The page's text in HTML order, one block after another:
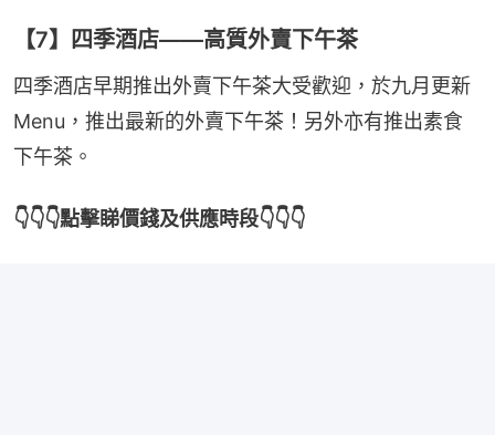
【7】四季酒店——高質外賣下午茶
四季酒店早期推出外賣下午茶大受歡迎，於九月更新
Menu，推出最新的外賣下午茶！另外亦有推出素食
下午茶。
👇👇👇點擊睇價錢及供應時段👇👇👇